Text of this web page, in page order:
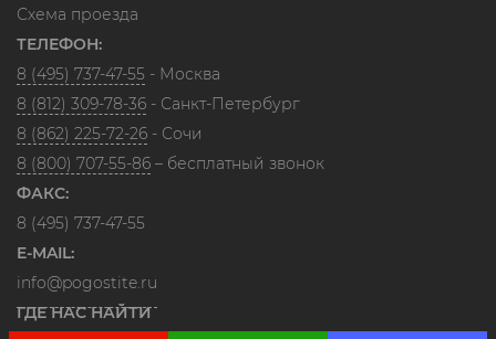
Схема проезда
ТЕЛЕФОН:
8 (495) 737-47-55 - Москва
8 (812) 309-78-36 - Санкт-Петербург
8 (862) 225-72-26 - Сочи
8 (800) 707-55-86 – бесплатный звонок
ФАКС:
8 (495) 737-47-55
E-MAIL:
info@pogostite.ru
ГДЕ НАС НАЙТИ